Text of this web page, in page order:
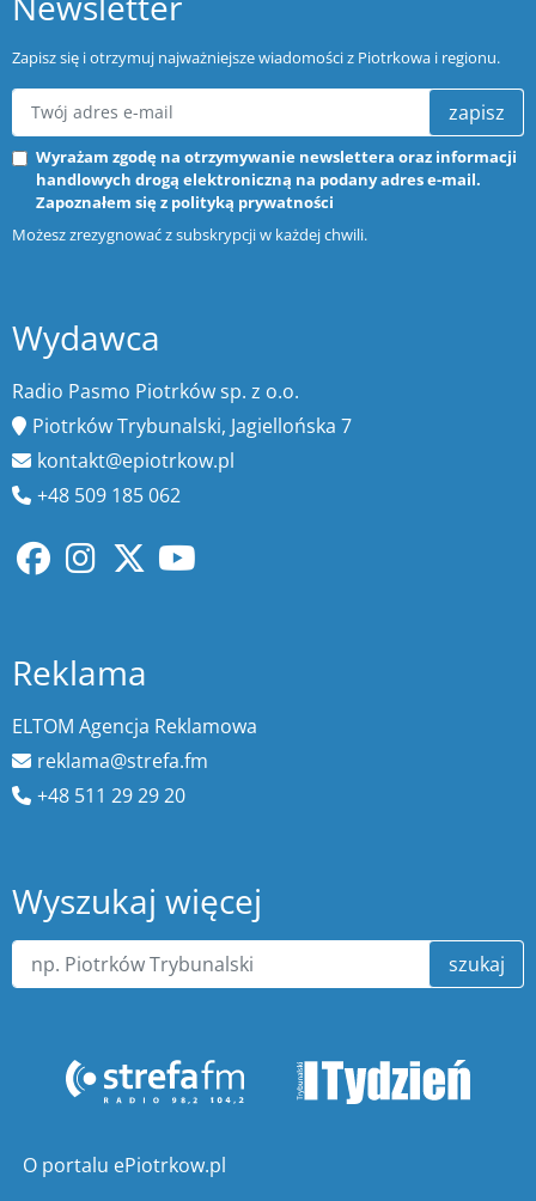
Zapisz się i otrzymuj najważniejsze wiadomości z Piotrkowa i regionu.
zapisz
Wyrażam zgodę na otrzymywanie newslettera oraz informacji
handlowych drogą elektroniczną na podany adres e-mail.
Zapoznałem się z polityką prywatności
Możesz zrezygnować z subskrypcji w każdej chwili.
Wydawca
Radio Pasmo Piotrków sp. z o.o.
Piotrków Trybunalski, Jagiellońska 7
kontakt@epiotrkow.pl
+48 509 185 062
Reklama
ELTOM Agencja Reklamowa
reklama@strefa.fm
+48 511 29 29 20
Wyszukaj więcej
szukaj
O portalu ePiotrkow.pl